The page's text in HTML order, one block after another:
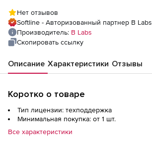
Нет отзывов
Softline - Авторизованный партнер B Labs
Производитель: B Labs
Скопировать ссылку
Описание Характеристики Отзывы
Коротко о товаре
Тип лицензии: техподдержка
Минимальная покупка: от 1 шт.
Все характеристики